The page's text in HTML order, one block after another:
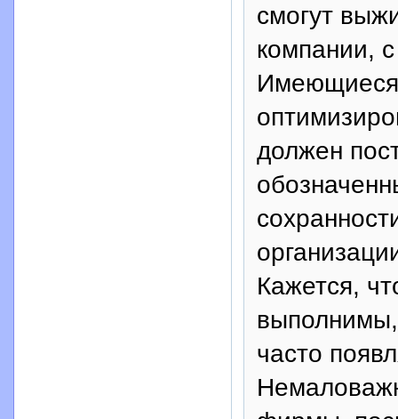
смогут
компании,
Имеющиеся
должен
Кажется,
часто